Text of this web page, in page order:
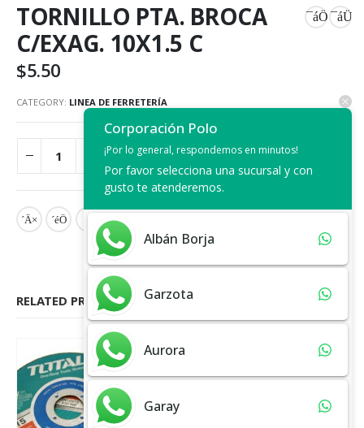
TORNILLO PTA. BROCA
C/EXAG. 10X1.5 C
$5.50
CATEGORY: LINEA DE FERRETERÍA
ADD TO CART
RELATED PRODUCTS
Corporación Polo
¡Por lo general, respondemos en minutos!
Por favor selecciona una sucursal y con
gusto te atenderemos.
Albán Borja
Garzota
Aurora
Garay